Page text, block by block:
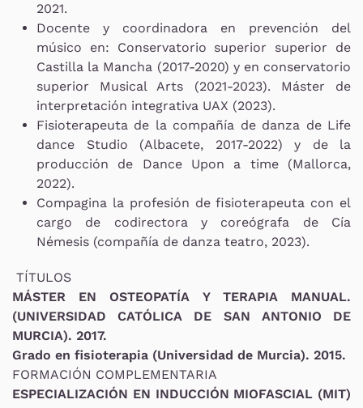
2021.
Docente y coordinadora en prevención del
músico en: Conservatorio superior superior de
Castilla la Mancha (2017-2020) y en conservatorio
superior Musical Arts (2021-2023). Máster de
interpretación integrativa UAX (2023).
Fisioterapeuta de la compañía de danza de Life
dance Studio (Albacete, 2017-2022) y de la
producción de Dance Upon a time (Mallorca,
2022).
Compagina la profesión de fisioterapeuta con el
cargo de codirectora y coreógrafa de Cía
Némesis (compañía de danza teatro, 2023).
TÍTULOS
MÁSTER EN OSTEOPATÍA Y TERAPIA MANUAL.
(UNIVERSIDAD CATÓLICA DE SAN ANTONIO DE
MURCIA). 2017.
Grado en fisioterapia (Universidad de Murcia). 2015.
FORMACIÓN COMPLEMENTARIA
ESPECIALIZACIÓN EN INDUCCIÓN MIOFASCIAL (MIT)